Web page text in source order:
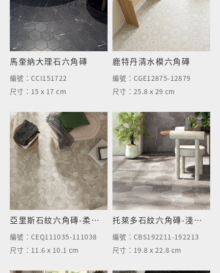
馬奎納大理石六角磚
編號： CCI151722
尺寸： 15 x 17 cm
鹿特丹清水模六角磚
編號： CGE12875-12879
尺寸：25.8 x 29 cm
亞里斯石紋六角磚-柔金色
編號： CEQ111035-111038
尺寸： 11.6 x 10.1 cm
托萊多石紋六角磚-淺岩灰
編號： CBS192211-192213
尺寸： 19.8 x 22.8 cm